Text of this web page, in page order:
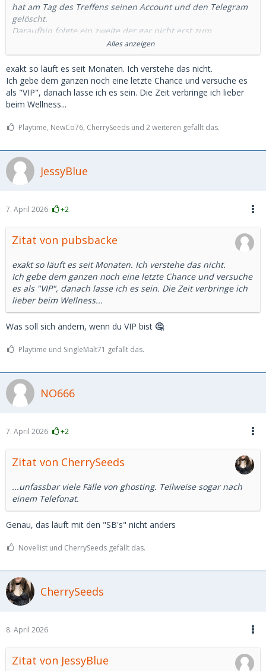
hat am Tag des Treffens seinen Account und den Telegram
gelöscht.
Daraufhin folgte ein zweite der gar nicht erst zum
ausgemachten Treffen kam, dabei hieß es er wäre gleich da.
Nach 20 Minuten bin ich dann auch gegangen.
Und unfassbar viele Fälle von ghosting. Teilweise sogar nach
einem Telefont. Ich weiß wirklich nicht was das soll und ich
kannte sowas noch gar nicht davor.
Influencer benutzt hat. Da frage ich mich immernoch wie er
Also ja. Es gibt täglich neue Anfragen. Aber die wenigsten
scheinen wirklich Interesse an einem als Person oder einem
Man muss also leider doch viele viele Stunden darin
Alles anzeigen
exakt so läuft es seit Monaten. Ich verstehe das nicht.
Ich gebe dem ganzen noch eine letzte Chance und versuche es
als "VIP", danach lasse ich es sein. Die Zeit verbringe ich lieber
beim Wellness...
Playtime, NewCo76, CherrySeeds und 2 weiteren gefällt das.
JessyBlue
7. April 2026 +2
Zitat von pubsbacke
exakt so läuft es seit Monaten. Ich verstehe das nicht.
Ich gebe dem ganzen noch eine letzte Chance und versuche
es als "VIP", danach lasse ich es sein. Die Zeit verbringe ich
lieber beim Wellness...
Was soll sich ändern, wenn du VIP bist 🤔
Playtime und SingleMalt71 gefällt das.
NO666
7. April 2026 +2
Zitat von CherrySeeds
...unfassbar viele Fälle von ghosting. Teilweise sogar nach
einem Telefonat.
Genau, das läuft mit den "SB's" nicht anders
Novellist und CherrySeeds gefällt das.
CherrySeeds
8. April 2026
Zitat von JessyBlue